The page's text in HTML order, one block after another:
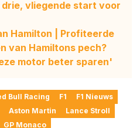
vliegende start voor
Hamilton | Profiteerde
van Hamiltons pech?
motor beter sparen'
Bull Racing F1
F1 Nieuws
Aston Martin
Lance Stroll
GP Monaco